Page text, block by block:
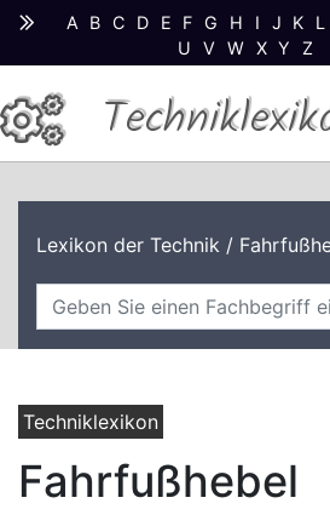
A B C D E F G H I J K L
U
V W X Y Z
Lexikon der Technik /
Techniklexikon
Fahrfußhebel